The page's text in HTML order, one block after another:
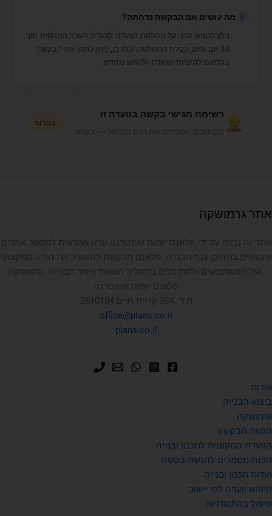
5 מה עושים אם הבקשה נדחתה?
ניתן להגיש ערר על החלטת הוועדה לוועדת הערר המחוזית תוך
30 יום מיום קבלת ההחלטה. כמו כן, ניתן לתקן את הבקשה
בהתאם להערות הוועדה ולהגיש מחדש.
רשימת מגישי בקשה בוועדה זו
בקרוב
אתר גרמושקה
אתר זה נבנה על ידי פלאנס יזמות ואינטרנט והיא אחראית למספר אתרים
איכותיים בתחום ענף הבנייה. פלאנס מבקשת להעשיר את הידע המקצועי
פלאנס יזמות ואינטרנט
ת.ד. 384 קריית חיים 2610104
office@plans.co.il
plans.co.il
אודות
ביצוע הבנייה
גרמושקה
הגשת הבקשה
הוועדה המקומית לתכנון ובנייה
הכנת מסמכים להגשת בקשה
ועדות תכנון ובנייה
חיפוש וועדה לפי יישוב
טיפול בהתנגדויות